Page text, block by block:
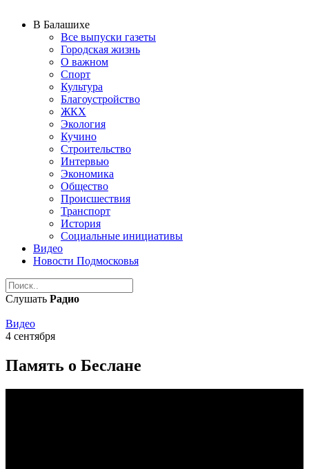
В Балашихе
Все выпуски газеты
Городская жизнь
О важном
Спорт
Культура
Благоустройство
ЖКХ
Экология
Кучино
Строительство
Интервью
Экономика
Общество
Происшествия
Транспорт
История
Социальные инициативы
Видео
Новости Подмосковья
Слушать Радио
Видео
4 сентября
Память о Беслане